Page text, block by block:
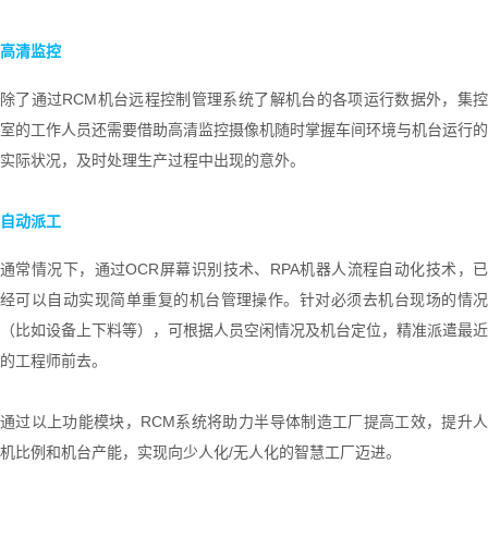
高清监控
除了通过RCM机台远程控制管理系统了解机台的各项运行数据外，集控
室的工作人员还需要借助高清监控摄像机随时掌握车间环境与机台运行的
实际状况，及时处理生产过程中出现的意外。
自动派工
通常情况下，通过OCR屏幕识别技术、 RPA机器人流程自动化技术，已
经可以自动实现简单重复的机台管理操作。针对必须去机台现场的情况
（比如设备上下料等），可根据人员空闲情况及机台定位，精准派遣最近
的工程师前去。
通过以上功能模块， RCM系统将助力半导体制造工厂提高工效，提升人
机比例和机台产能，实现向少人化/无人化的智慧工厂迈进。